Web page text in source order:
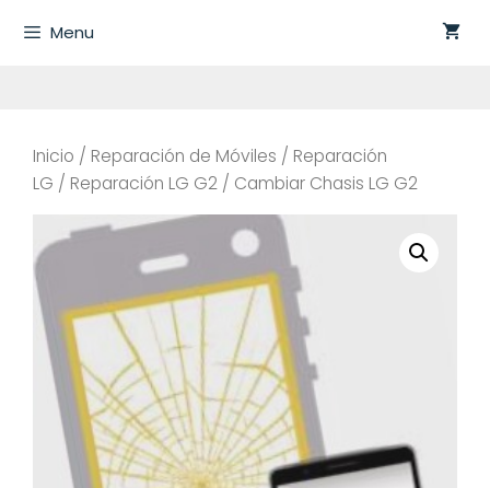
Menu
Inicio / Reparación de Móviles / Reparación
LG / Reparación LG G2 / Cambiar Chasis LG G2